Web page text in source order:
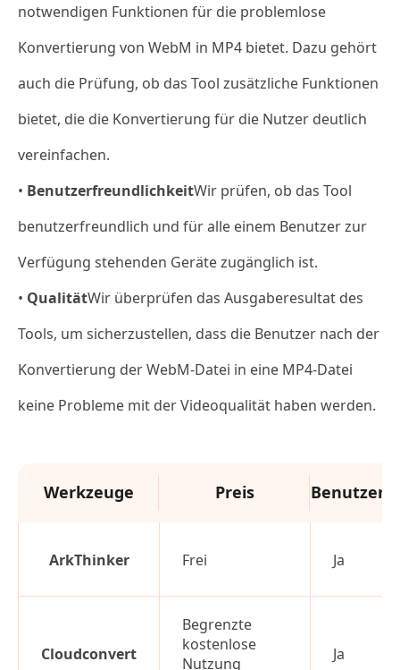
notwendigen Funktionen für die problemlose
Konvertierung von WebM in MP4 bietet. Dazu gehört
auch die Prüfung, ob das Tool zusätzliche Funktionen
bietet, die die Konvertierung für die Nutzer deutlich
vereinfachen.
• BenutzerfreundlichkeitWir prüfen, ob das Tool
benutzerfreundlich und für alle einem Benutzer zur
Verfügung stehenden Geräte zugänglich ist.
• QualitätWir überprüfen das Ausgaberesultat des
Tools, um sicherzustellen, dass die Benutzer nach der
Konvertierung der WebM-Datei in eine MP4-Datei
keine Probleme mit der Videoqualität haben werden.
Werkzeuge Preis
ArkThinker Frei Ja
Cloudconvert
Begrenzte
kostenlose
Nutzung
Ja